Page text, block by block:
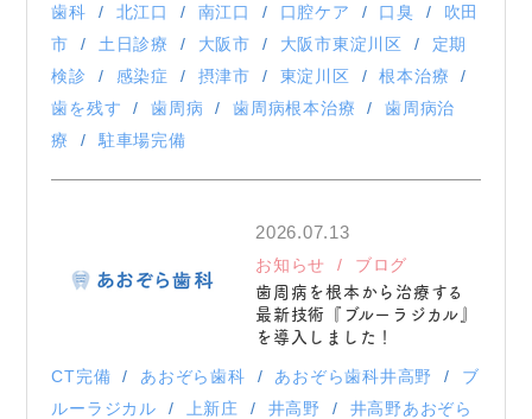
歯科
北江口 南江口 口腔ケア 口臭
吹田
市
土日診療 大阪市 大阪市東淀川区
定期
検診
感染症 摂津市 東淀川区
根本治療
歯を残す
歯周病 歯周病根本治療
歯周病治
療
駐車場完備
2026.07.13
お知らせ ブログ
歯周病を根本から治療する
最新技術『ブルーラジカル』
を導入しました！
CT完備 あおぞら歯科 あおぞら歯科井高野
ブ
ルーラジカル
上新庄 井高野
井高野あおぞら